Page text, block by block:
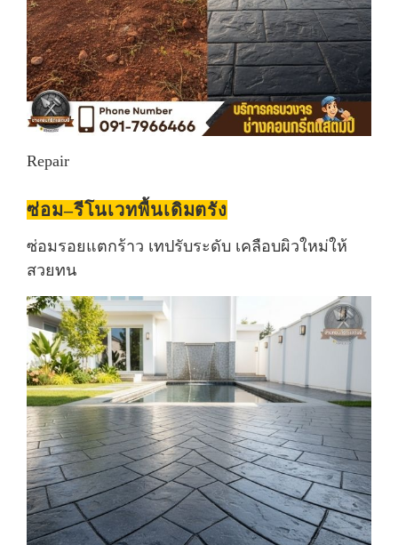
Repair
ซ่อม–รีโนเวทพื้นเดิมตรัง
ซ่อมรอยแตกร้าว เทปรับระดับ เคลือบผิวใหม่ให้
สวยทน